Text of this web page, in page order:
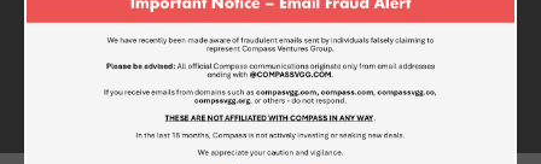
宜兴水处理技术交流会及江苏蓝
星化工环保访问
3月 13, 2015